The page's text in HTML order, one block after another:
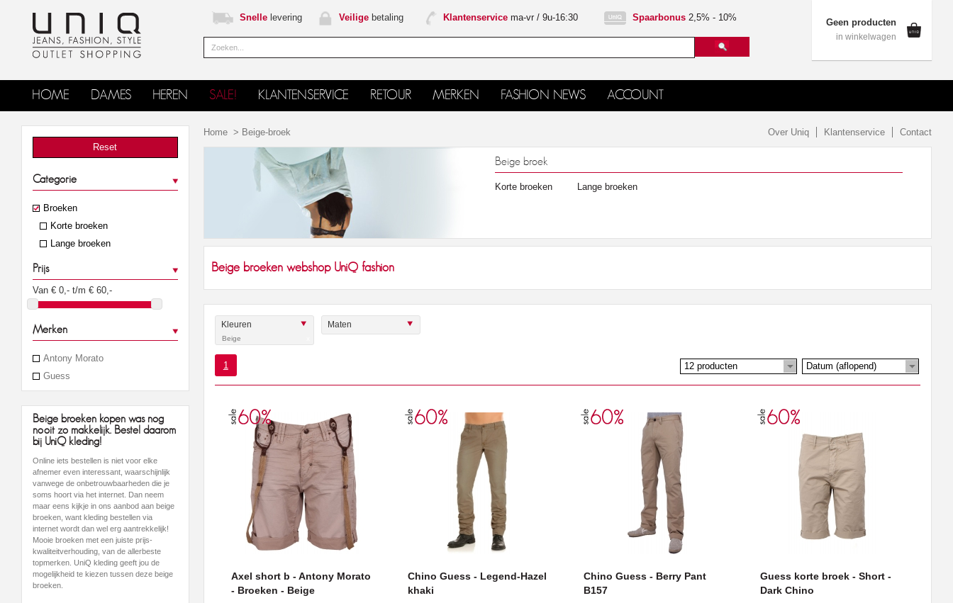
Snelle levering Veilige betaling Klantenservice ma-vr / 9u-16:30 Spaarbonus2,5% - 10% Geen producten
in winkelwagen
HOME DAMES HEREN SALE! KLANTENSERVICE RETOUR MERKEN FASHION NEWS ACCOUNT
Reset
Categorie
Broeken
Korte broeken
Lange broeken
Prijs
Van € 0,- t/m € 60,-
Merken
Antony Morato
Guess
Beige broeken kopen was nog
nooit zo makkelijk. Bestel daarom
bij UniQ kleding!
Online iets bestellen is niet voor elke
afnemer even interessant, waarschijnlijk
vanwege de onbetrouwbaarheden die je
soms hoort via het internet. Dan neem
maar eens kijkje in ons aanbod aan beige
broeken, want kleding bestellen via
internet wordt dan wel erg aantrekkelijk!
Mooie broeken met een juiste prijs-
kwaliteitverhouding, van de allerbeste
topmerken. UniQ kleding geeft jou de
mogelijkheid te kiezen tussen deze beige
broeken.
Home> Beige-broek Over Uniq Klantenservice Contact
Beige broek
Korte broeken Lange broeken
Beige broeken webshop UniQ fashion
Kleuren
Beige
Maten
1 12 producten Datum (aflopend)
Axel short b - Antony Morato
- Broeken - Beige
Chino Guess - Legend-Hazel
khaki
Chino Guess - Berry Pant
B157
Guess korte broek - Short -
Dark Chino